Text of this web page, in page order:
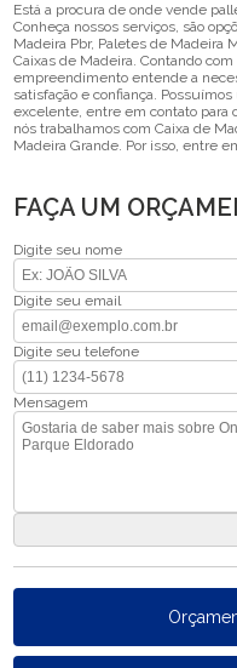
Está a procura de onde vende
Conheça nossos serviços, são
Madeira Pbr, Paletes de Madeira
Caixas de Madeira. Contando
empreendimento entende a
satisfação e confiança.
excelente, entre em contato para
nós trabalhamos com Caixa de
Madeira Grande. Por isso, entre
FAÇA UM
Digite seu nome
Digite seu email
Digite seu telefone
Mensagem